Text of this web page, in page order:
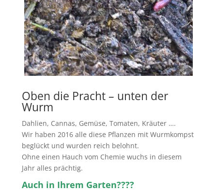
Oben die Pracht – unten der
Wurm
Dahlien, Cannas, Gemüse, Tomaten, Kräuter ….
Wir haben 2016 alle diese Pflanzen mit Wurmkompst
beglückt und wurden reich belohnt.
Ohne einen Hauch vom Chemie wuchs in diesem
Jahr alles prächtig.
Auch in Ihrem Garten????